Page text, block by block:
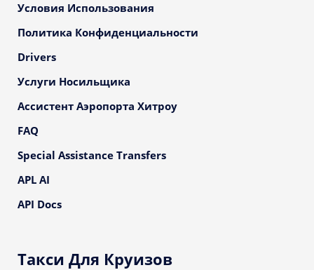
Условия Использования
Политика Конфиденциальности
Drivers
Услуги Носильщика
Ассистент Аэропорта Хитроу
FAQ
Special Assistance Transfers
APL AI
API Docs
Такси Для Круизов